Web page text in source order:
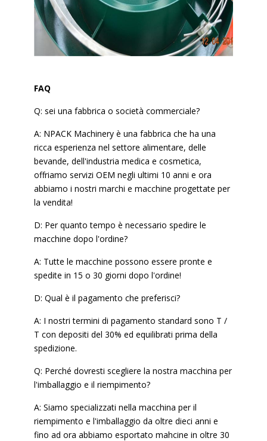
FAQ
Q: sei una fabbrica o società commerciale?
A: NPACK Machinery è una fabbrica che ha una
ricca esperienza nel settore alimentare, delle
bevande, dell'industria medica e cosmetica,
offriamo servizi OEM negli ultimi 10 anni e ora
abbiamo i nostri marchi e macchine progettate per
la vendita!
D: Per quanto tempo è necessario spedire le
macchine dopo l'ordine?
A: Tutte le macchine possono essere pronte e
spedite in 15 o 30 giorni dopo l'ordine!
D: Qual è il pagamento che preferisci?
A: I nostri termini di pagamento standard sono T /
T con depositi del 30% ed equilibrati prima della
spedizione.
Q: Perché dovresti scegliere la nostra macchina per
l'imballaggio e il riempimento?
A: Siamo specializzati nella macchina per il
riempimento e l'imballaggio da oltre dieci anni e
fino ad ora abbiamo esportato mahcine in oltre 30